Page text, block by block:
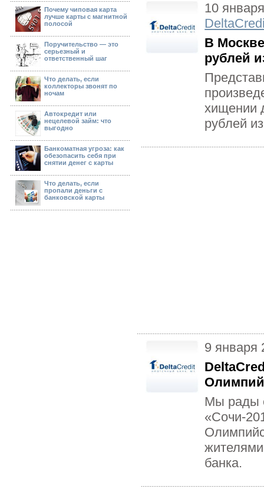
Почему чиповая карта
лучше карты с магнитной
полосой
Поручительство — это
серьезный и
ответственный шаг
Что делать, если
коллекторы звонят по
ночам
Автокредит или
нецелевой займ: что
выгодно
Банкоматная угроза: как
обезопасить себя при
снятии денег с карты
Что делать, если
пропали деньги с
банковской карты
10
В
рублей
хищении
рублей
9 января
Мы рады
«Сочи-
банка.